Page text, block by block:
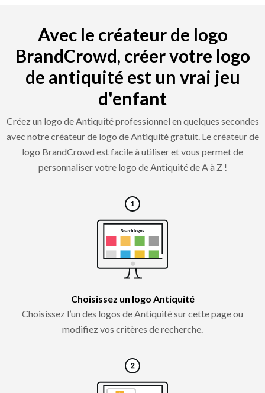
Avec le créateur de logo
BrandCrowd, créer votre logo
de antiquité est un vrai jeu
d'enfant
Créez un logo de Antiquité professionnel en quelques secondes
avec notre créateur de logo de Antiquité gratuit. Le créateur de
logo BrandCrowd est facile à utiliser et vous permet de
personnaliser votre logo de Antiquité de A à Z !
Choisissez un logo Antiquité
Choisissez l’un des logos de Antiquité sur cette page ou
modifiez vos critères de recherche.